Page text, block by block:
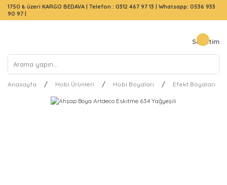
1750 ₺ üzeri KARGO BEDAVA | Telefon : 0312 467 97 13 | Whatsapp: 0536 933
90 97 |
Sepetim
Anasayfa Hobi Ürünleri Hobi Boyaları Efekt Boyaları